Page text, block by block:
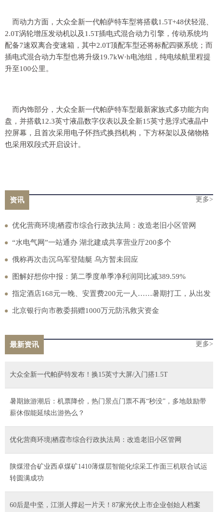
而动力方面，大众全新一代帕萨特车型将搭载1.5T+48伏轻混、
2.0T涡轮增压发动机以及1.5T插电式混合动力引擎，传动系统均
配备7速双离合变速箱，其中2.0T顶配车型还将标配四驱系统；而
插电式混合动力车型也将升级19.7kW·h电池组，纯电续航里程提
升至100公里。
而内饰部分，大众全新一代帕萨特车型最新家族式多功能方向
盘，并搭载12.3英寸液晶数字仪表以及全新15英寸悬浮式液晶中
控屏幕，且首次采用电子怀挡式换挡机构，下方杯架以及储物格
也采用双段式开启设计。
资讯 更多>
优化营商环境|栖霞市综合行政执法局：改造老旧小区管网
“水电气网”一站通办 湖北建成共享营业厅200多个
俄称再次击沉乌军登陆艇 乌方暂未回应
图解好想你中报：第二季度单季净利润同比减389.59%
指定酒店168元一晚、安置费200元一人……暑期打工，从出发
到进厂，可能会遇上多少“套路”？
北京银行向市教委捐赠1000万元防汛救灾资金
最新资讯 更多>
大众全新一代帕萨特发布！换15英寸大屏/入门搭1.5T
暑期旅游潮后：机票降价，热门景点门票不再“秒没”，多地鼓励带
薪休假能延续出游热么？
优化营商环境|栖霞市综合行政执法局：改造老旧小区管网
陕煤澄合矿业西卓煤矿1410薄煤层智能化综采工作面三机联合试运
转圆满成功
60后是中坚，江浙人撑起一片天！87家光伏上市企业创始人档案